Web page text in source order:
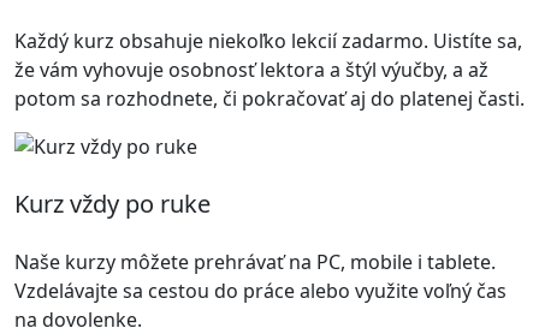
Každý kurz obsahuje niekoľko lekcií zadarmo. Uistíte sa,
že vám vyhovuje osobnosť lektora a štýl výučby, a až
potom sa rozhodnete, či pokračovať aj do platenej časti.
Kurz vždy po ruke
Naše kurzy môžete prehrávať na PC, mobile i tablete.
Vzdelávajte sa cestou do práce alebo využite voľný čas
na dovolenke.